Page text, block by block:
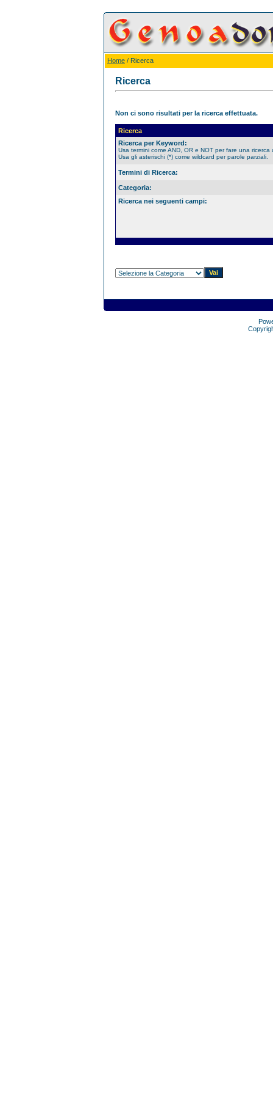
Home / Ricerca
Ricerca
Non ci sono risultati per la ricerca effettuata.
Ricerca
Ricerca per Keyword:
Usa termini come AND, OR e NOT per fare una ricerca
Usa gli asterischi (*) come wildcard per parole parziali.
Termini di Ricerca:
Categoria:
Ricerca nei seguenti campi: